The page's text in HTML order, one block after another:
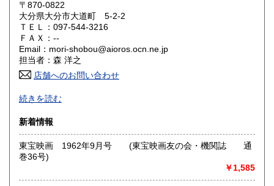
鳥取県 185円
岡山県 185円
山口県 185円
香川県
高知県
佐賀県 185円 長崎県 185円
〒870-0822
大分県大分市大道町 5-2-2
ＴＥＬ：097-544-3216
ＦＡＸ：--
Email：mori-shobou@aioros.ocn.ne.jp
担当者：森 洋之
店舗へのお問い合わせ
駐車場は2台分あります。
『日本の古本屋』登録書籍は店頭ではなく書庫に収納してい
沿線名：-
最寄駅：JR大分駅 ■大道旧道沿いを徒歩14分(1.2キロ)■
営業時間：13:00 - 19:00
続きを読む
新着情報
東宝映画 1962年9月号 (東宝映画友の会・機関誌 通
巻36号)
￥1,585